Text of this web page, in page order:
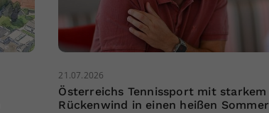
21.07.2026
Österreichs Tennissport mit starkem
Rückenwind in einen heißen Sommer